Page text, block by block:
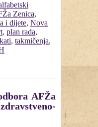
Zenica,
i dijete, Nova
, plan rada,
, takmičenja,
AFŽa